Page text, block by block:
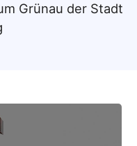
Grünau der Stadt